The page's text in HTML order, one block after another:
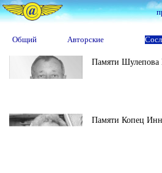
Общий Авторские
Памяти
Памяти Копец